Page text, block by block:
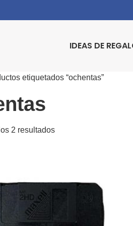
IDEAS DE
etiquetados “ochentas”
2 resultados